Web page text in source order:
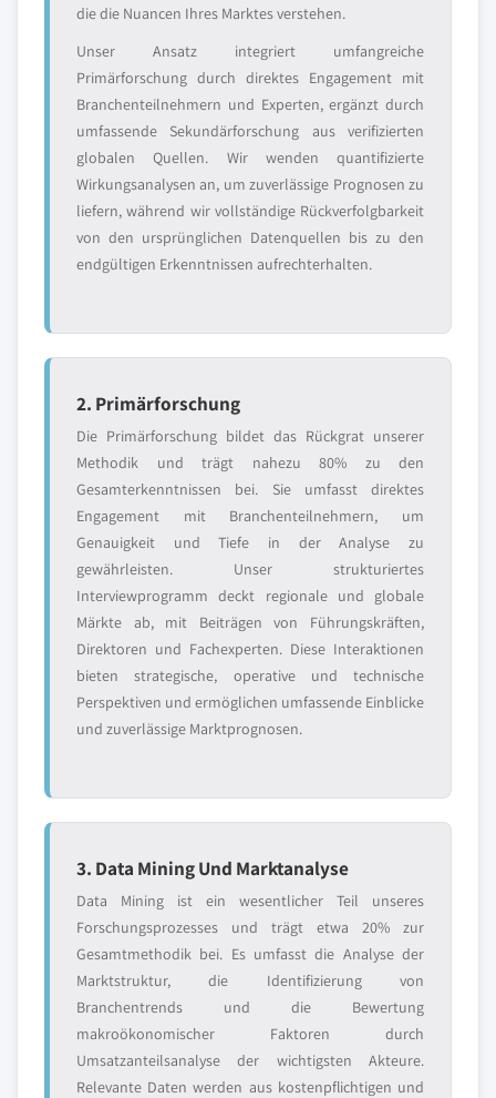
die die Nuancen Ihres Marktes verstehen.
Unser Ansatz integriert umfangreiche
Primärforschung durch direktes Engagement mit
Branchenteilnehmern und Experten, ergänzt durch
umfassende Sekundärforschung aus verifizierten
globalen Quellen. Wir wenden quantifizierte
Wirkungsanalysen an, um zuverlässige Prognosen zu
liefern, während wir vollständige Rückverfolgbarkeit
von den ursprünglichen Datenquellen bis zu den
endgültigen Erkenntnissen aufrechterhalten.
2. Primärforschung
Die Primärforschung bildet das Rückgrat unserer
Methodik und trägt nahezu 80% zu den
Gesamterkenntnissen bei. Sie umfasst direktes
Engagement mit Branchenteilnehmern, um
Genauigkeit und Tiefe in der Analyse zu
gewährleisten. Unser strukturiertes
Interviewprogramm deckt regionale und globale
Märkte ab, mit Beiträgen von Führungskräften,
Direktoren und Fachexperten. Diese Interaktionen
bieten strategische, operative und technische
Perspektiven und ermöglichen umfassende Einblicke
und zuverlässige Marktprognosen.
3. Data Mining Und Marktanalyse
Data Mining ist ein wesentlicher Teil unseres
Forschungsprozesses und trägt etwa 20% zur
Gesamtmethodik bei. Es umfasst die Analyse der
Marktstruktur, die Identifizierung von
Branchentrends und die Bewertung
makroökonomischer Faktoren durch
Umsatzanteilsanalyse der wichtigsten Akteure.
Relevante Daten werden aus kostenpflichtigen und